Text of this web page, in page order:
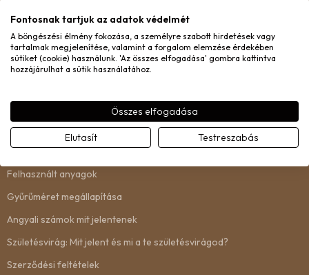
Garancia
Csere és visszaküldés
Kapcsolat
INFORMÁCIÓ
Rólunk
Felhasznált anyagok
Gyűrűméret megállapítása
Angyali számok mit jelentenek
Születésvirág: Mit jelent és mi a te születésvirágod?
Szerződési feltételek
Fontosnak tartjuk az adatok védelmét
A böngészési élmény fokozása, a személyre szabott hirdetések vagy
tartalmak megjelenítése, valamint a forgalom elemzése érdekében
sütiket (cookie) használunk. 'Az összes elfogadása' gombra kattintva
hozzájárulhat a sütik használatához.
Összes elfogadása
Elutasít Testreszabás